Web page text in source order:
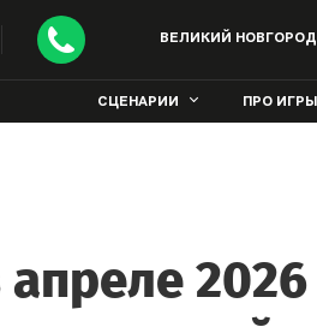
ВЕЛИКИЙ НОВГОРОД
СЦЕНАРИИ ПРО ИГРЫ
2026